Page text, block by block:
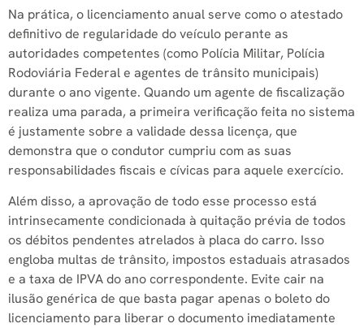
Na prática, o licenciamento anual serve como o atestado
definitivo de regularidade do veículo perante as
autoridades competentes (como Polícia Militar, Polícia
Rodoviária Federal e agentes de trânsito municipais)
durante o ano vigente. Quando um agente de fiscalização
realiza uma parada, a primeira verificação feita no sistema
é justamente sobre a validade dessa licença, que
demonstra que o condutor cumpriu com as suas
responsabilidades fiscais e cívicas para aquele exercício.
Além disso, a aprovação de todo esse processo está
intrinsecamente condicionada à quitação prévia de todos
os débitos pendentes atrelados à placa do carro. Isso
engloba multas de trânsito, impostos estaduais atrasados
e a taxa de IPVA do ano correspondente. Evite cair na
ilusão genérica de que basta pagar apenas o boleto do
licenciamento para liberar o documento imediatamente